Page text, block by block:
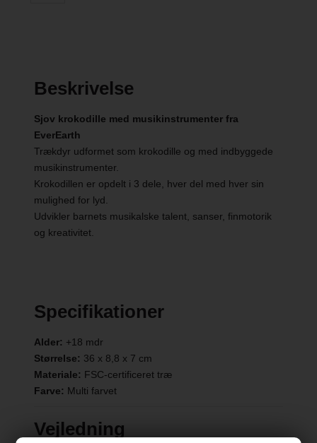
Beskrivelse
Sjov krokodille med musikinstrumenter fra
EverEarth
Trækdyr udformet som krokodille og med indbyggede
musikinstrumenter.
Krokodillen er opdelt i 3 dele, hver del med hver sin
mulighed for lyd.
Udvikler barnets musikalske talent, sanser, finmotorik
og kreativitet.
Specifikationer
Alder: +18 mdr
Størrelse: 36 x 8,8 x 7 cm
Materiale: FSC-certificeret træ
Farve: Multi farvet
Vejledning